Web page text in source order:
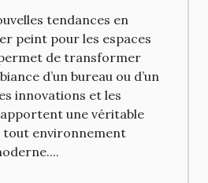
tendances en
peint pour les espaces
de transformer
d’un bureau ou d’un
innovations et les
une véritable
tout environnement